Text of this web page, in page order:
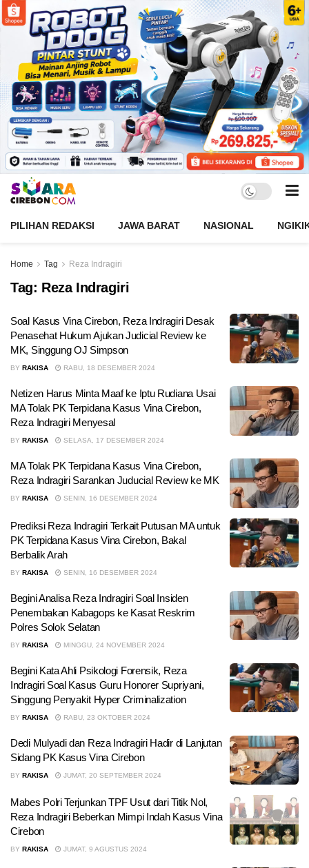
PILIHAN REDAKSI JAWA BARAT NASIONAL
Home Tag Reza Indragiri
Tag: Reza Indragiri
Soal Kasus Vina Cirebon, Reza Indragiri Desak
Penasehat Hukum Ajukan Judicial Review ke
MK, Singgung OJ Simpson
BY RAKISA RABU, 18 DESEMBER 2024
Netizen Harus Minta Maaf ke Iptu Rudiana Usai
MA Tolak PK Terpidana Kasus Vina Cirebon,
Reza Indragiri Menyesal
BY RAKISA SELASA, 17 DESEMBER 2024
MA Tolak PK Terpidana Kasus Vina Cirebon,
Reza Indragiri Sarankan Juducial Review ke MK
BY RAKISA SENIN, 16 DESEMBER 2024
Prediksi Reza Indragiri Terkait Putusan MA untuk
PK Terpidana Kasus Vina Cirebon, Bakal
Berbalik Arah
BY RAKISA SENIN, 16 DESEMBER 2024
Begini Analisa Reza Indragiri Soal Insiden
Penembakan Kabagops ke Kasat Reskrim
Polres Solok Selatan
BY RAKISA MINGGU, 24 NOVEMBER 2024
Begini Kata Ahli Psikologi Forensik, Reza
Indragiri Soal Kasus Guru Honorer Supriyani,
Singgung Penyakit Hyper Criminalization
BY RAKISA RABU, 23 OKTOBER 2024
Dedi Mulyadi dan Reza Indragiri Hadir di Lanjutan
Sidang PK Kasus Vina Cirebon
BY RAKISA JUMAT, 20 SEPTEMBER 2024
Mabes Polri Terjunkan TPF Usut dari Titik Nol,
Reza Indragiri Beberkan Mimpi Indah Kasus Vina
Cirebon
BY RAKISA JUMAT, 9 AGUSTUS 2024